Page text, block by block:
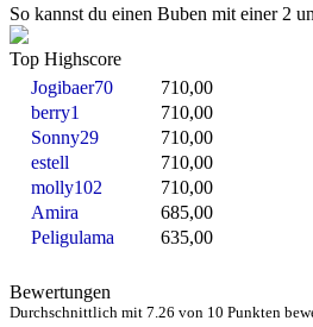
So kannst du einen Buben mit einer 2
Top Highscore
Jogibaer70
710,00
berry1
710,00
Sonny29
710,00
estell
710,00
molly102
710,00
Amira
685,00
Peligulama
635,00
Bewertungen
Durchschnittlich mit 7.26 von 10 Punkten